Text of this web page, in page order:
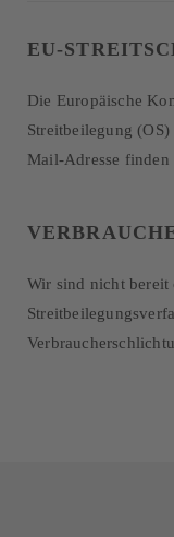
EU-
Die Europäische
Streitbeilegung (OS)
Mail-Adresse finden
Wir sind nicht bereit